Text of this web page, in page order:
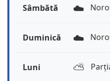
Sâmbătă ☁️
Duminică ☁️
Luni ⛅️